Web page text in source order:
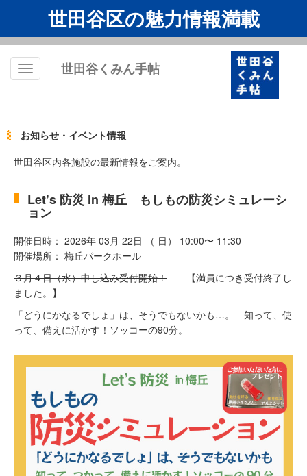
世田谷区の魅力情報満載
Toggle
世田谷くみん手帖
お知らせ・イベント情報
世田谷区内各施設の最新情報をご案内。
Let’s 防災 in 梅丘 もしもの防災シミュレーシ
ョン
開催日時： 2026年 03月 22日 （ 日） 10:00〜 11:30
開催場所： 梅丘パークホール
３月４日（水）申し込み受付開始！ 【満員につき受付終了し
ました。】
「どうにかなるでしょ」は、そうでもないかも…。 知って、使
って、備えに活かす！ソッコーの90分。